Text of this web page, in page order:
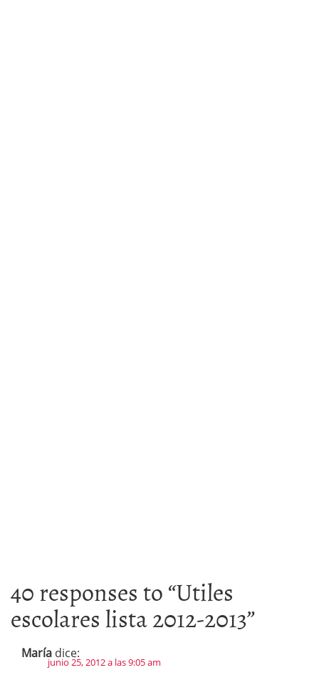
40 responses to “Utiles
escolares lista 2012-2013”
María dice:
junio 25, 2012 a las 9:05 am